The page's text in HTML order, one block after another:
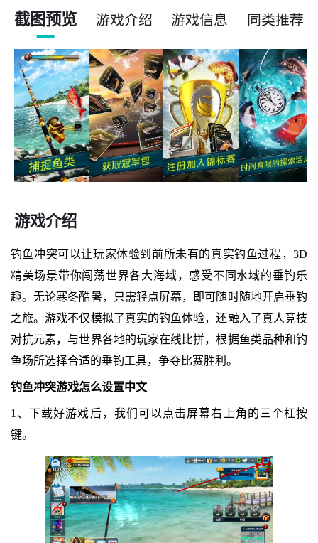
截图预览 游戏介绍 游戏信息 同类推荐
游戏介绍
钓鱼冲突可以让玩家体验到前所未有的真实钓鱼过程，3D
精美场景带你闯荡世界各大海域，感受不同水域的垂钓乐
趣。无论寒冬酷暑，只需轻点屏幕，即可随时随地开启垂钓
之旅。游戏不仅模拟了真实的钓鱼体验，还融入了真人竞技
对抗元素，与世界各地的玩家在线比拼，根据鱼类品种和钓
鱼场所选择合适的垂钓工具，争夺比赛胜利。
钓鱼冲突游戏怎么设置中文
1、下载好游戏后，我们可以点击屏幕右上角的三个杠按
键。